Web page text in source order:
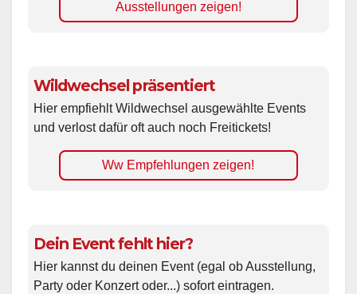
Ausstellungen zeigen!
Wildwechsel präsentiert
Hier empfiehlt Wildwechsel ausgewählte Events
und verlost dafür oft auch noch Freitickets!
Ww Empfehlungen zeigen!
Dein Event fehlt hier?
Hier kannst du deinen Event (egal ob Ausstellung,
Party oder Konzert oder...) sofort eintragen.